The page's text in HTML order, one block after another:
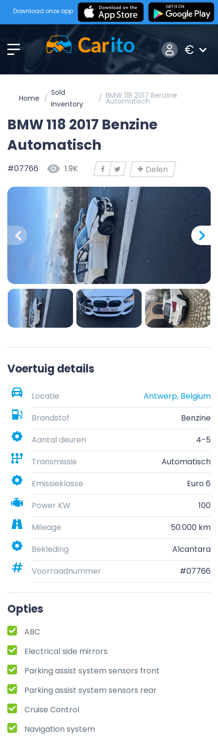
Download onze app
€
Home
Sold
Inventory
BMW 118 2017 Benzine
Automatisch
BMW 118 2017 Benzine
Automatisch
#07766 1.9K Delen
Voertuig details
Locatie
Antwerp, Belgium
Brandstof
Benzine
Aantal deuren
4-5
Transmissie
Automatisch
Emissieklasse
Euro 6
Power KW
100
Mileage
50.000 km
Bekleding
Alcantara
Voorraadnummer
#07766
Opties
ABC
Electrical side mirrors
Parking assist system sensors front
Parking assist system sensors rear
Cruise Control
Navigation system